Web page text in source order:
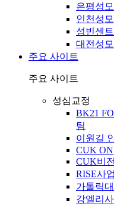
은평성
인천성
성빈센
대전성
주요 사이트
주요 사이트
성심교정
BK21
팀
이원길
CUK ON
CUK비
RISE사
가톨릭
강엘리